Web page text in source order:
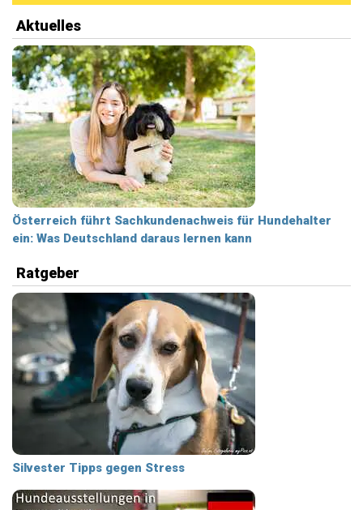
Aktuelles
Österreich führt Sachkundenachweis für Hundehalter
ein: Was Deutschland daraus lernen kann
Ratgeber
Silvester Tipps gegen Stress